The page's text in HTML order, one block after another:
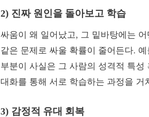
2) 진짜 원인을 돌아보고 학습
싸움이 왜 일어났고, 그 밑바탕에는
같은 문제로 싸울 확률이 줄어든다.
부분이 사실은 그 사람의 성격적 특
대화를 통해 서로 학습하는 과정을 거
3) 감정적 유대 회복